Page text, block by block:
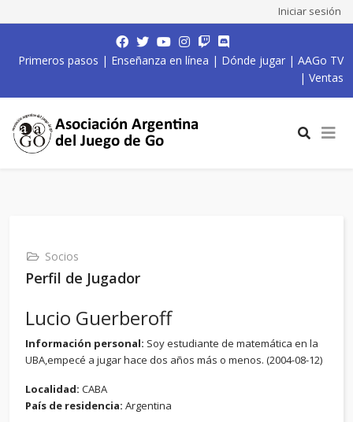
Iniciar sesión
Primeros pasos | Enseñanza en línea | Dónde jugar | AAGo TV
| Ventas
Socios
Perfil de Jugador
Lucio Guerberoff
Información personal: Soy estudiante de matemática en la
UBA,empecé a jugar hace dos años más o menos. (2004-08-12)
Localidad: CABA
País de residencia: Argentina